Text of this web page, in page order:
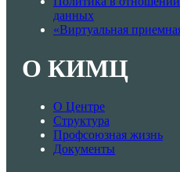
данных
«Виртуальная
О КИМЦ
О Центре
Структура
Профсоюзная жизнь
Документы